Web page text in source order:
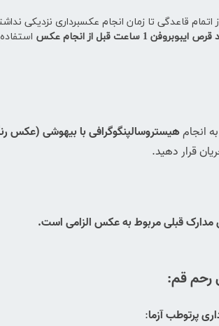
اتمام قاعدگی تا زمان انجام عكسبرداری نزدیكی
قرص ایبوبروفن 1 ساعت قبل از انجام عكس
انجامهیستروسالپنگوگرافی با بیهوشی (عکس
قرار دهید.
مدارک قبلی مربوط به عکس الزامی است.
رحم قم:
پرتوطب آزما: